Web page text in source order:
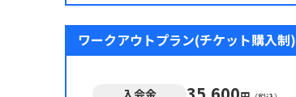
ワークアウトプラン(チケット購入制)
入会金